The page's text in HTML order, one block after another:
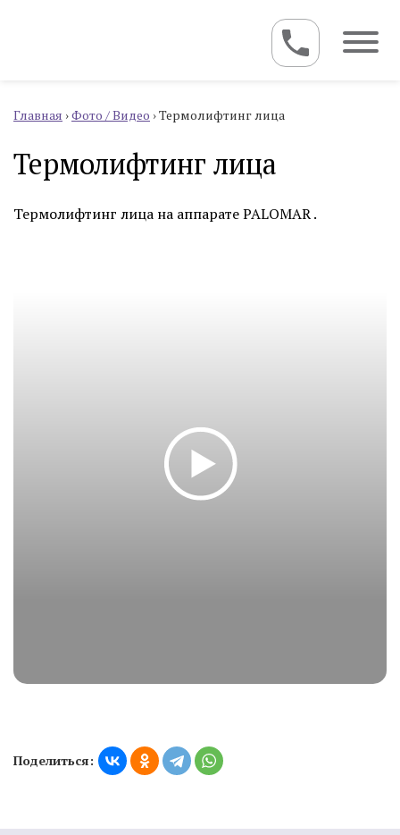
Главная ›Фото / Видео ›Термолифтинг лица
Термолифтинг лица
Термолифтинг лица на аппарате PALOMAR .
Поделиться: